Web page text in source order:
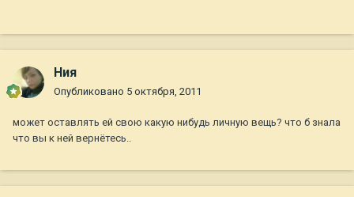
Ния
Опубликовано 5 октября, 2011
может оставлять ей свою какую нибудь личную вещь? что б знала
что вы к ней вернётесь..